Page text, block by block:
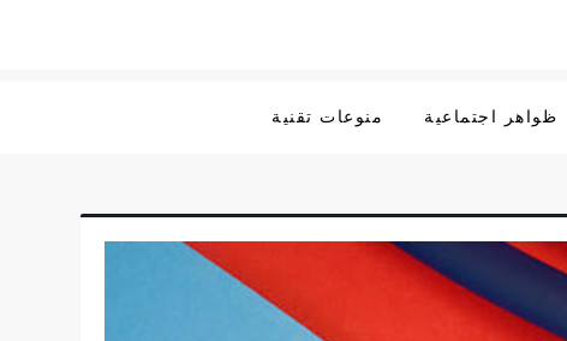
ظواهر اجتماعية منوعات تقنية